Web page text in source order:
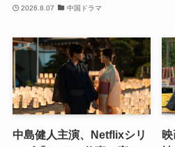
2026.8.07 中国ドラマ
中島健人主演、Netflixシリ